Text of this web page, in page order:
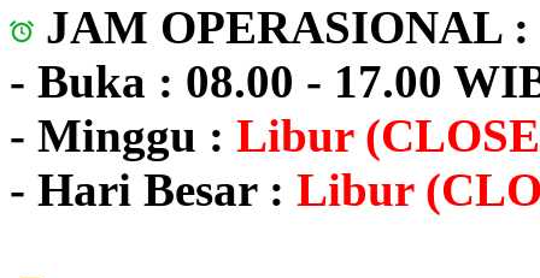
JAM OPERASIONAL :
- Buka : 08.00 - 17.00
- Minggu : Libur
- Hari Besar : Libur